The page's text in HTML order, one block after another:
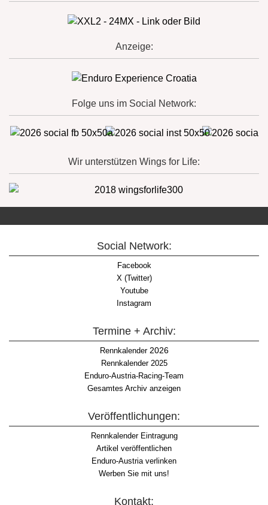
Anzeige:
Folge uns im Social Network:
Wir unterstützen Wings for Life:
Social Network:
Facebook
X (Twitter)
Youtube
Instagram
Termine + Archiv:
Rennkalender2026
Rennkalender 2025
Enduro-Austria-Racing-Team
Gesamtes Archiv anzeigen
Veröffentlichungen:
Rennkalender Eintragung
Artikel veröffentlichen
Enduro-Austria verlinken
Werben Sie mit uns!
Kontakt: